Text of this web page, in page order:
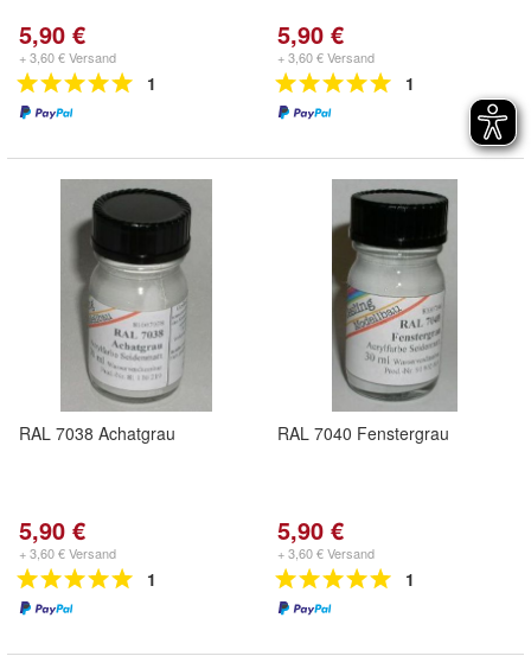
5,90 €
+ 3,60 € Versand
1
5,90 €
+ 3,60 € Versand
1
RAL 7038 Achatgrau
5,90 €
+ 3,60 € Versand
1
RAL 7040 Fenstergrau
5,90 €
+ 3,60 € Versand
1